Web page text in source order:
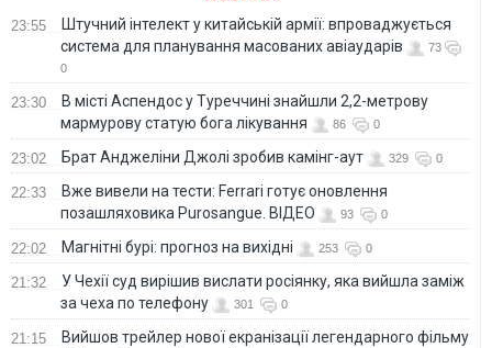
23:55
Штучний інтелект у китайській армії: впроваджується
система для планування масованих авіаударів
73
0
23:30
В місті Аспендос у Туреччині знайшли 2,2-метрову
мармурову статую бога лікування
86 0
23:02 Брат Анджеліни Джолі зробив камінг-аут 329 0
22:33
Вже вивели на тести: Ferrari готує оновлення
позашляховика Purosangue. ВІДЕО
93 0
22:02 Магнітні бурі: прогноз на вихідні 253 0
21:32
У Чехії суд вирішив вислати росіянку, яка вийшла заміж
за чеха по телефону
301 0
21:15
Вийшов трейлер нової екранізації легендарного фільму